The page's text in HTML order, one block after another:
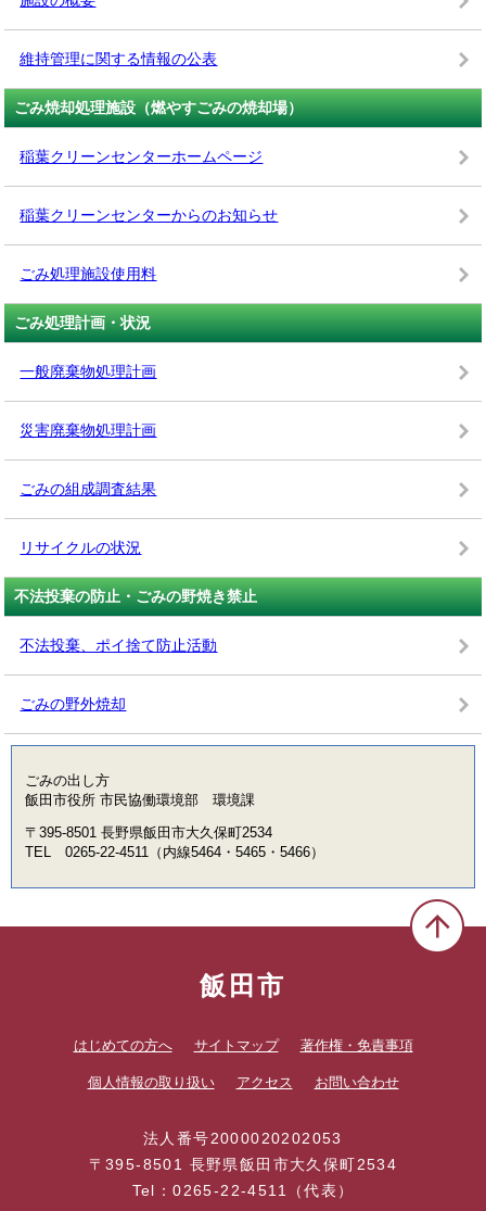
維持管理に関する情報の公表
ごみ焼却処理施設（燃やすごみの焼却場）
稲葉クリーンセンターホームページ
稲葉クリーンセンターからのお知らせ
ごみ処理施設使用料
ごみ処理計画・状況
一般廃棄物処理計画
災害廃棄物処理計画
ごみの組成調査結果
リサイクルの状況
不法投棄の防止・ごみの野焼き禁止
不法投棄、ポイ捨て防止活動
ごみの野外焼却
ごみの出し方
飯田市役所 市民協働環境部 環境課
〒395-8501 長野県飯田市大久保町2534
TEL 0265-22-4511（内線5464・5465・5466）
飯田市
はじめての方へ サイトマップ 著作権・免責事項
個人情報の取り扱い アクセス お問い合わせ
法人番号2000020202053
〒395-8501 長野県飯田市大久保町2534
Tel：0265-22-4511（代表）